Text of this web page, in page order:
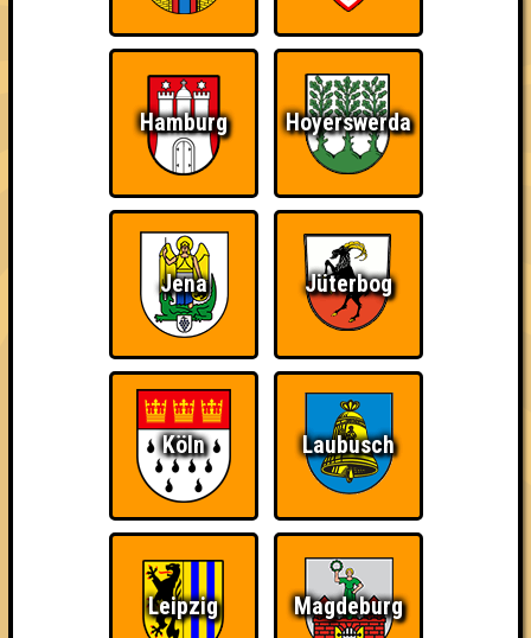
Wir sind immer bei
Euch!
Nerven aus Stahl
The Amount of
Teilnahmen is too
damn high
Ich war da, vor 3000
Da-Da Da! Da-Da Da! Teil der Oberschicht
Knapp daneben! So kurz vorm Sieg!
Hamburg Hoyerswerda
Jena Jüterbog
Köln Laubusch
Leipzig Magdeburg